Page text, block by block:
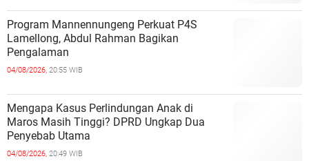
Program Mannennungeng Perkuat P4S
Lamellong, Abdul Rahman Bagikan
Pengalaman
04/08/2026, 20:55 WIB
Mengapa Kasus Perlindungan Anak di
Maros Masih Tinggi? DPRD Ungkap Dua
Penyebab Utama
04/08/2026, 20:49 WIB